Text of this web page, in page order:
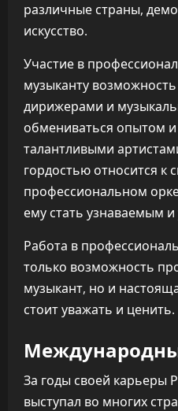
различные страны,
искусство.
Участие в
музыканту
дирижерами и
обмениваться опытом
талантливыми
гордостью относится к
профессиональном
ему стать узнаваемым
Работа в
только возможность
музыкант, но и
стоит уважать и ценить.
За годы своей карьеры
выступал во многих